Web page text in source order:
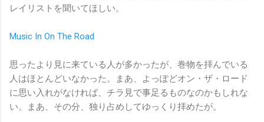
レイリストを聞いてほしい。
Music In On The Road
思ったより見に来ている人が多かったが、巻物を拝んでいる
人はほとんどいなかった。まあ、よっぽどオン・ザ・ロード
に思い入れがなければ、チラ見で事足るものなのかもしれな
い。まあ、その分、独り占めしてゆっくり拝めたが。